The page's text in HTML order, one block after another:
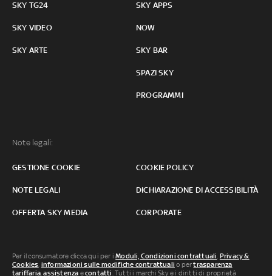
SKY TG24
SKY VIDEO
SKY ARTE
SKY APPS
NOW
SKY BAR
SPAZI SKY
PROGRAMMI
Note legali:
GESTIONE COOKIE COOKIE POLICY
NOTE LEGALI DICHIARAZIONE DI ACCESSIBILITÀ
OFFERTA SKY MEDIA CORPORATE
Per il consumatore clicca qui per iModuli, Condizioni contrattuali, Privacy &
Cookies, informazioni sulle modifiche contrattuali o pertrasparenza
tariffaria,assistenza econtatti. Tutti i marchi Sky e i diritti di proprietà